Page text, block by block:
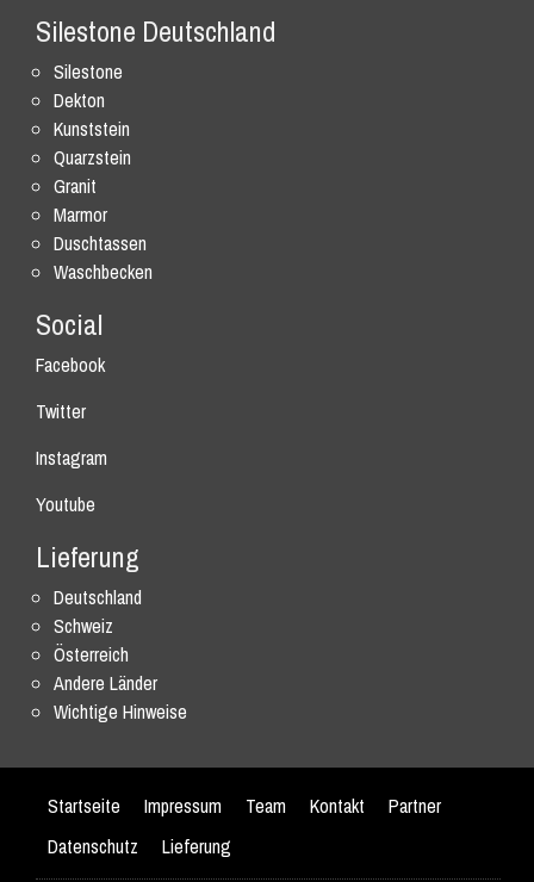
Silestone Deutschland
Silestone
Dekton
Kunststein
Quarzstein
Granit
Marmor
Duschtassen
Waschbecken
Social
Facebook
Twitter
Instagram
Youtube
Lieferung
Deutschland
Schweiz
Österreich
Andere Länder
Wichtige Hinweise
Startseite Impressum Team Kontakt
Partner
Datenschutz
Lieferung